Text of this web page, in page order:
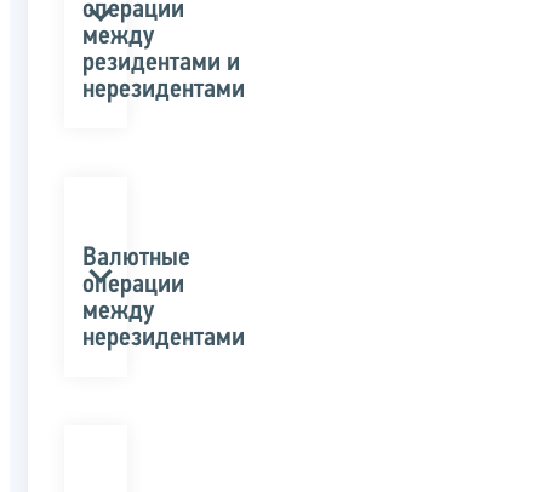
операции
между
резидентами и
нерезидентами
Валютные
операции
между
нерезидентами